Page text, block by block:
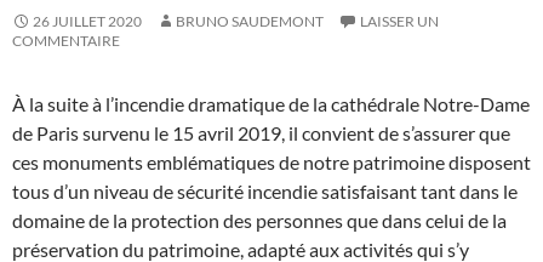
26 JUILLET 2020 BRUNO SAUDEMONT
LAISSER UN
COMMENTAIRE
À la suite à l’incendie dramatique de la cathédrale Notre-Dame
de Paris survenu le 15 avril 2019, il convient de s’assurer que
ces monuments emblématiques de notre patrimoine disposent
tous d’un niveau de sécurité incendie satisfaisant tant dans le
domaine de la protection des personnes que dans celui de la
préservation du patrimoine, adapté aux activités qui s’y